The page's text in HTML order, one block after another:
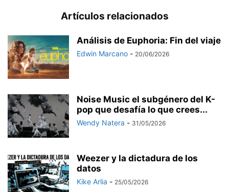
Artículos relacionados
Análisis de Euphoria: Fin del viaje
Edwin Marcano - 20/06/2026
Noise Music el subgénero del K-
pop que desafía lo que crees...
Wendy Natera - 31/05/2026
Weezer y la dictadura de los
datos
Kike Arlia - 25/05/2026